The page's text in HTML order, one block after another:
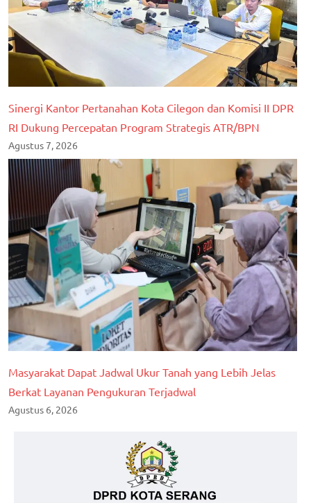
Sinergi Kantor Pertanahan Kota Cilegon dan Komisi II DPR
RI Dukung Percepatan Program Strategis ATR/BPN
Agustus 7, 2026
Masyarakat Dapat Jadwal Ukur Tanah yang Lebih Jelas
Berkat Layanan Pengukuran Terjadwal
Agustus 6, 2026